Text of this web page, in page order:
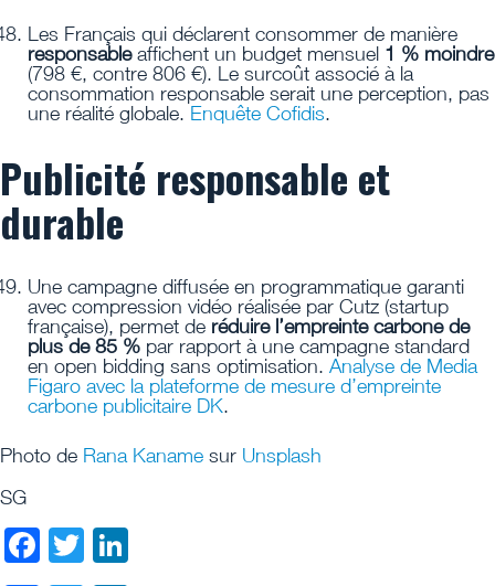
Les Français qui déclarent consommer de manière
responsableaffichent un budget mensuel 1 % moindre
(798 €, contre 806 €). Le surcoût associé à la
consommation responsable serait une perception, pas
une réalité globale. Enquête Cofidis.
Publicité responsable et
durable
Une campagne diffusée en programmatique garanti
avec compression vidéo réalisée par Cutz (startup
française), permet de réduire l’empreinte carbone de
plus de 85 % par rapport à une campagne standard
en open bidding sans optimisation. Analyse de Media
Figaro avec la plateforme de mesure d’empreinte
carbone publicitaire DK.
Photo de Rana Kaname sur Unsplash
SG
Facebook
Twitter